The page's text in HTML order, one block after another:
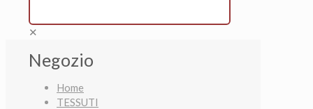
✕
Negozio
Home
TESSUTI